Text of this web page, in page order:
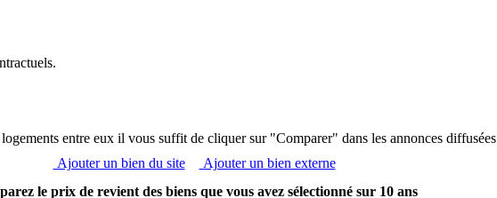
entre eux il vous suffit de cliquer sur "Comparer" dans les annonces diffusées
Ajouter un bien du site
Ajouter un bien externe
le prix de revient des biens que vous avez sélectionné sur 10 ans